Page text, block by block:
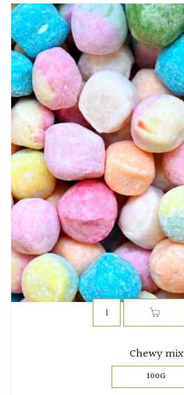
Chewy mix
100G